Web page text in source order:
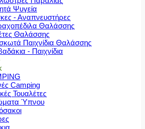
Ψυγεία
- Αναπνευστήρες
Θαλάσσης
Θαλάσσης
Παιχνίδια Θαλάσσης
- Παιχνίδια
Camping
Τουαλέτες
Ύπνου